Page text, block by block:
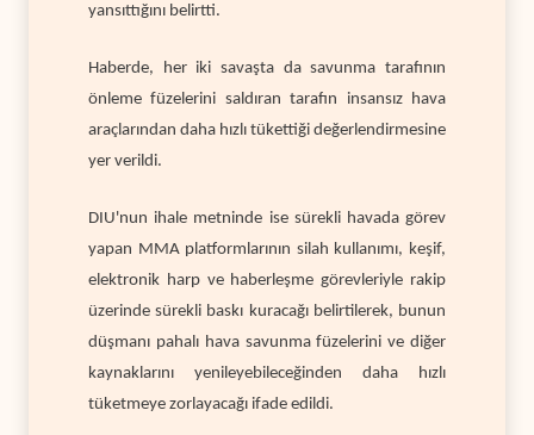
yansıttığını belirtti.
Haberde, her iki savaşta da savunma tarafının
önleme füzelerini saldıran tarafın insansız hava
araçlarından daha hızlı tükettiği değerlendirmesine
yer verildi.
DIU'nun ihale metninde ise sürekli havada görev
yapan MMA platformlarının silah kullanımı, keşif,
elektronik harp ve haberleşme görevleriyle rakip
üzerinde sürekli baskı kuracağı belirtilerek, bunun
düşmanı pahalı hava savunma füzelerini ve diğer
kaynaklarını yenileyebileceğinden daha hızlı
tüketmeye zorlayacağı ifade edildi.